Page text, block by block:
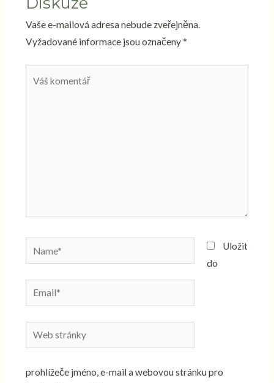
Vaše e-mailová adresa nebude zveřejněna.
Vyžadované informace jsou označeny *
Name*
Email*
Web
stránky
Uložit
do
prohlížeče jméno, e-mail a webovou stránku pro